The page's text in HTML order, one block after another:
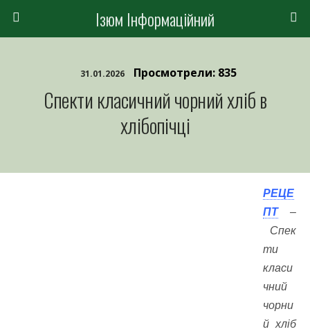
Ізюм Інформаційний
31.01.2026 Просмотрели: 835
Спекти класичний чорний хліб в
хлібопічці
РЕЦЕ
ПТ–
Спек
ти
класи
чний
чорни
й хліб